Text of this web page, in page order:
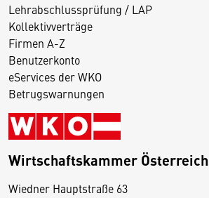
Lehrabschlussprüfung / LAP
Kollektivverträge
Firmen A-Z
Benutzerkonto
eServices der WKO
Betrugswarnungen
Wirtschaftskammer Österreich
Wiedner Hauptstraße 63
D